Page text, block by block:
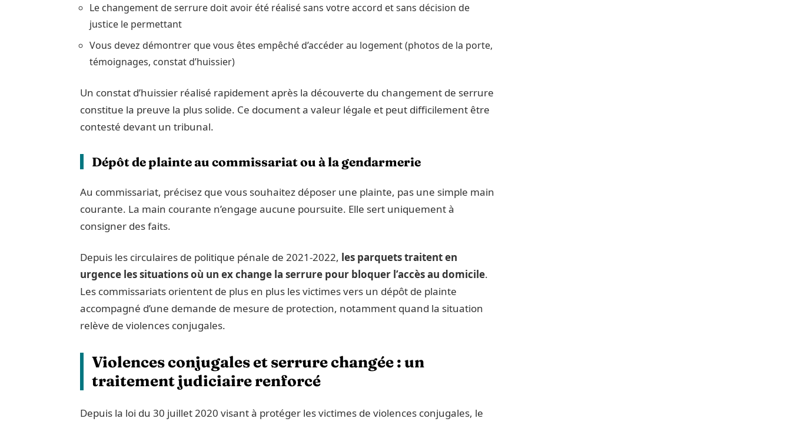
Le changement de serrure doit avoir été réalisé sans votre accord et sans décision de
justice le permettant
Vous devez démontrer que vous êtes empêché d’accéder au logement (photos de la porte,
témoignages, constat d’huissier)
Un constat d’huissier réalisé rapidement après la découverte du changement de serrure
constitue la preuve la plus solide. Ce document a valeur légale et peut difficilement être
contesté devant un tribunal.
Dépôt de plainte au commissariat ou à la gendarmerie
Au commissariat, précisez que vous souhaitez déposer une plainte, pas une simple main
courante. La main courante n’engage aucune poursuite. Elle sert uniquement à
consigner des faits.
Depuis les circulaires de politique pénale de 2021-2022, les parquets traitent en
urgence les situations où un ex change la serrure pour bloquer l’accès au domicile.
Les commissariats orientent de plus en plus les victimes vers un dépôt de plainte
accompagné d’une demande de mesure de protection, notamment quand la situation
relève de violences conjugales.
Violences conjugales et serrure changée : un
traitement judiciaire renforcé
Depuis la loi du 30 juillet 2020 visant à protéger les victimes de violences conjugales, le